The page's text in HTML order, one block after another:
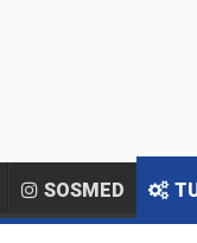
SOSMED